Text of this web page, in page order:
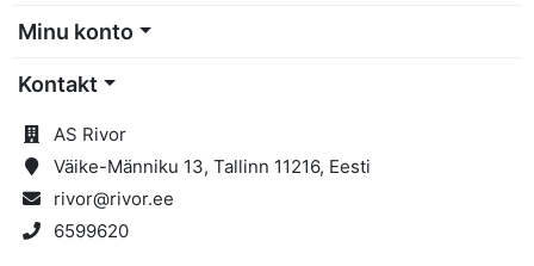
Minu konto
Kontakt
AS Rivor
Väike-Männiku 13, Tallinn 11216, Eesti
rivor@rivor.ee
6599620